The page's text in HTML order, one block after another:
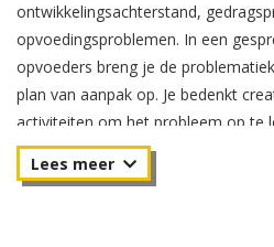
ontwikkelingsachterstand,
opvoedingsproblemen. In een
opvoeders breng je de
plan van aanpak op. Je bedenkt
activiteiten om het probleem op te
begeleiders en pedagogisch
je organisatie/vestiging. Daarnaast